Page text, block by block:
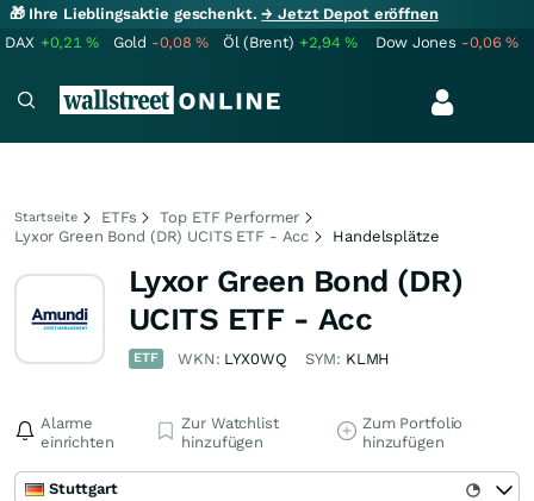
🎁 Ihre Lieblingsaktie geschenkt.→ Jetzt Depot eröffnen
DAX +0,21% Gold -0,08% Öl (Brent) +2,94% Dow Jones -0,06%
Startseite ETFs
Top ETF Performer
Lyxor Green Bond (DR) UCITS ETF - Acc
Handelsplätze
Lyxor Green Bond (DR)
UCITS ETF - Acc
ETF WKN: LYX0WQ SYM: KLMH
Alarme
einrichten
Zur Watchlist
hinzufügen
Zum Portfolio
hinzufügen
Stuttgart